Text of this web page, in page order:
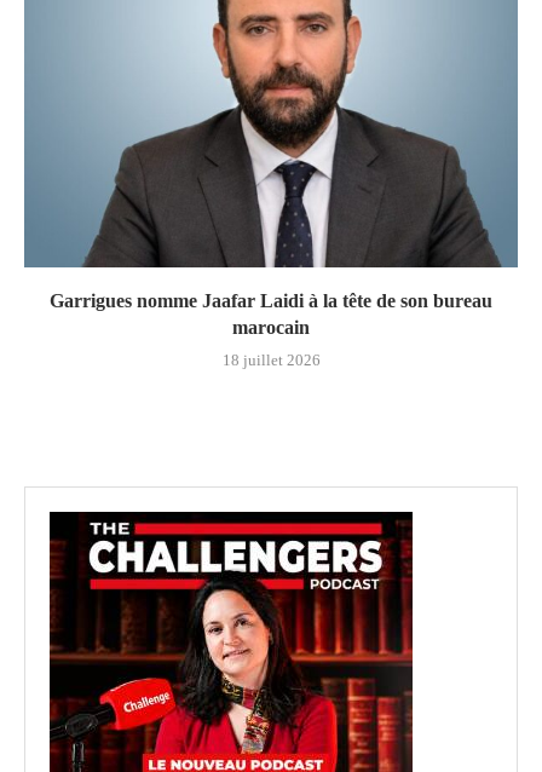
Garrigues nomme Jaafar Laidi à la tête de son bureau
marocain
18 juillet 2026